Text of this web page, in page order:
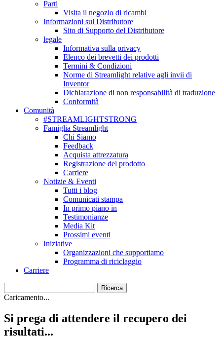
Parti
Visita il negozio di ricambi
Informazioni sul Distributore
Sito di Supporto del Distributore
legale
Informativa sulla privacy
Elenco dei brevetti dei prodotti
Termini & Condizioni
Norme di Streamlight relative agli invii di
Inventor
Dichiarazione di non responsabilità di traduzione
Conformità
Comunità
#STREAMLIGHTSTRONG
Famiglia Streamlight
Chi Siamo
Feedback
Acquista attrezzatura
Registrazione del prodotto
Carriere
Notizie & Eventi
Tutti i blog
Comunicati stampa
In primo piano in
Testimonianze
Media Kit
Prossimi eventi
Iniziative
Organizzazioni che supportiamo
Programma di riciclaggio
Carriere
Caricamento...
Si prega di attendere il recupero dei
risultati...